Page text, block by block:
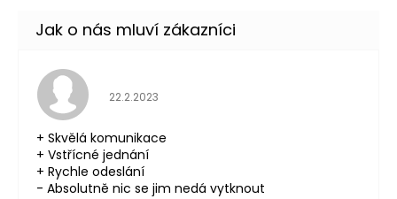
Hodnocení obchodu je 5 z 5 hvězdiček.
22.2.2023
+ Skvělá komunikace
+ Vstřícné jednání
+ Rychle odeslání
- Absolutně nic se jim nedá vytknout